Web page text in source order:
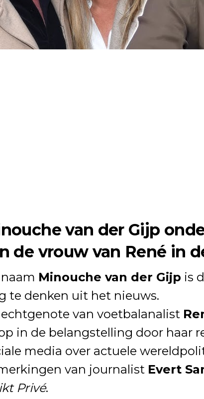
van der Gijp
de vrouw van René in
Minouche van der Gijp is
te denken uit het nieuws.
echtgenote van voetbalanalist
in de belangstelling door haar
media over actuele
van journalist Evert
Privé.